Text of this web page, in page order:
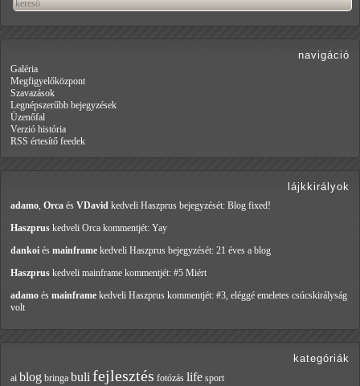
navigáció
Galéria
Megfigyelőközpont
Szavazások
Legnépszerűbb bejegyzések
Üzenőfal
Verzió história
RSS értesítő feedek
lájkkirályok
adamo, Orca és VDavid kedveli Haszprus bejegyzését: Blog fixed!
Haszprus kedveli Orca kommentjét: Yay
dankoi és mainframe kedveli Haszprus bejegyzését: 21 éves a blog
Haszprus kedveli mainframe kommentjét: #5 Miért
adamo és mainframe kedveli Haszprus kommentjét: #3, eléggé emeletes csúcskirályság
volt
kategóriák
ai blog bringa buli fejlesztés fotózás life sport